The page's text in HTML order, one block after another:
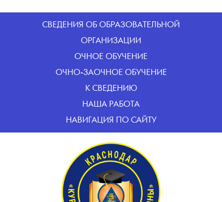
CВЕДЕНИЯ ОБ ОБРАЗОВАТЕЛЬНОЙ
ОРГАНИЗАЦИИ
ОЧНОЕ ОБУЧЕНИЕ
ОЧНО-ЗАОЧНОЕ ОБУЧЕНИЕ
К СВЕДЕНИЮ
НАША РАБОТА
НАВИГАЦИЯ ПО САЙТУ